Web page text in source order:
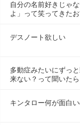
自分の名前好きじゃ
よ」って笑ってきた
デスノート欲しい
多動症みたいにずっ
来ない？って聞いた
キンタロー何が面白